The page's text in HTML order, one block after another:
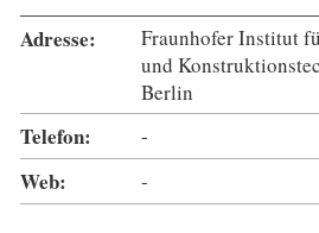
Adresse:
Fraunhofer Institut
und
Berlin
Telefon: -
Web: -